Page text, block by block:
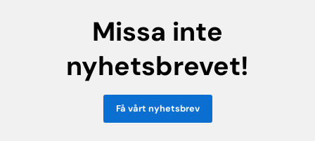
Missa inte
nyhetsbrevet!
Få vårt nyhetsbrev